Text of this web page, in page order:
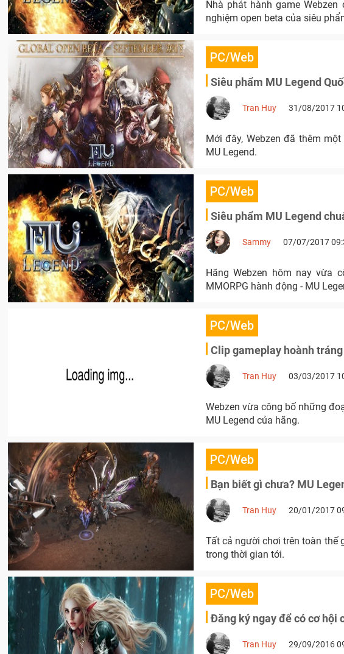
Nhà phát hành game
nghiệm open beta của siêu
PC/Web
Siêu phẩm MU Legend
Tran Huy 31/08/2017
Mới đây, Webzen đã thêm
MU Legend.
PC/Web
Siêu phẩm MU Legend
Sammy 07/07/2017
Hãng Webzen hôm nay vừa
MMORPG hành động - MU
PC/Web
Clip gameplay hoành
Tran Huy 03/03/2017
Webzen vừa công bố những
MU Legend của hãng.
PC/Web
Bạn biết gì chưa? MU
Tran Huy 20/01/2017
Tất cả người chơi trên toàn thế
trong thời gian tới.
PC/Web
Đăng ký ngay để có cơ hội
Tran Huy 29/09/2016